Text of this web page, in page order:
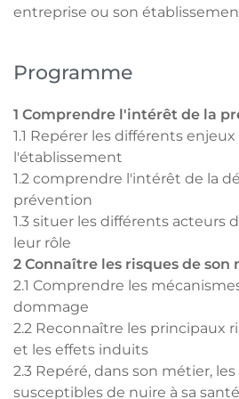
entreprise ou son
Programme
1 Comprendre l'intérêt de la
1.1 Repérer les différents
l'établissement
1.2 comprendre l'intérêt de la
prévention
1.3 situer les différents acteurs
leur rôle
2 Connaître les risques de son
2.1 Comprendre les
dommage
2.2 Reconnaître les principaux
et les effets induits
2.3 Repéré, dans son métier,
susceptibles de nuire à sa santé